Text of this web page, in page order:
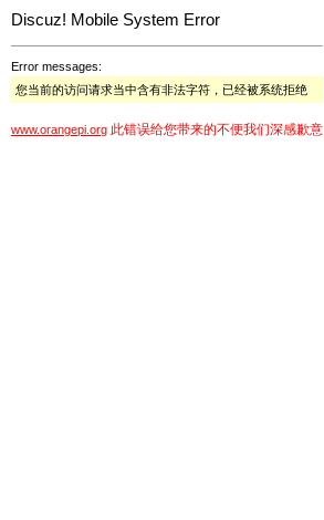
Discuz! Mobile System Error
Error messages:
您当前的访问请求当中含有非法字符，已经被系统拒绝
www.orangepi.org 此错误给您带来的不便我们深感歉意